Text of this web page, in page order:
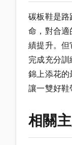
碳板鞋是
命，對合
績提升。
完成充分訓
錦上添花
讓一雙好鞋
相關